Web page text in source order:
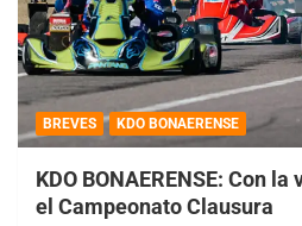
BREVES KDO BONAERENSE
KDO BONAERENSE: Con
el Campeonato Clausura